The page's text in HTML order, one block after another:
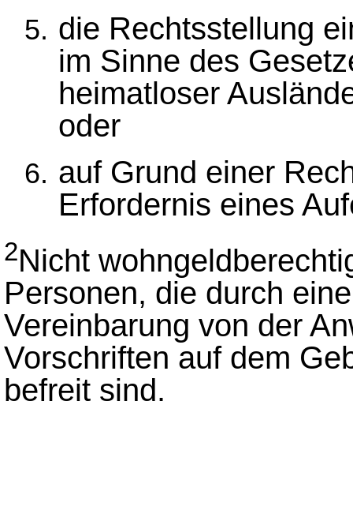
die Rechtsstellung
im Sinne des
heimatloser
oder
auf Grund einer
Erfordernis eines
2Nicht
Personen, die durch
Vereinbarung von der
Vorschriften auf dem
befreit sind.